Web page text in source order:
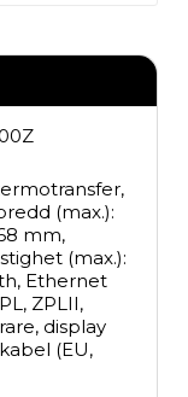
(max.):
mm,
(max.):
Ethernet
ZPLII,
display
(EU,